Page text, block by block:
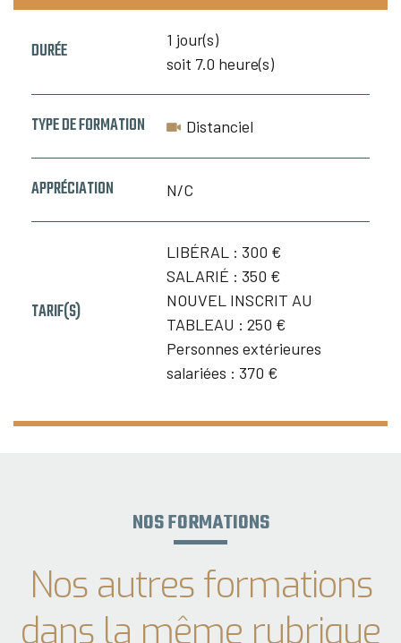
DURÉE
1 jour(s)
soit 7.0 heure(s)
TYPE DE FORMATION Distanciel
APPRÉCIATION N/C
TARIF(S)
LIBÉRAL : 300 €
SALARIÉ : 350 €
NOUVEL INSCRIT AU
TABLEAU :250 €
Personnes extérieures
salariées : 370 €
NOS FORMATIONS
Nos autres formations
dans la même rubrique